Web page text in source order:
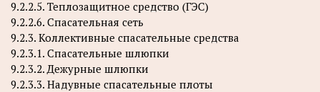
9.2.2.5. Теплозащитное средство (ГЭС)
9.2.2.6. Спасательная сеть
9.2.3. Коллективные спасательные средства
9.2.3.1. Спасательные шлюпки
9.2.3.2. Дежурные шлюпки
9.2.3.3. Надувные спасательные плоты